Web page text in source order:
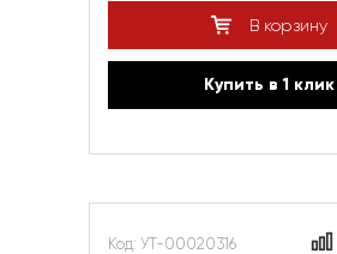
В корзину
Купить в 1 клик
Код: УТ-00020316